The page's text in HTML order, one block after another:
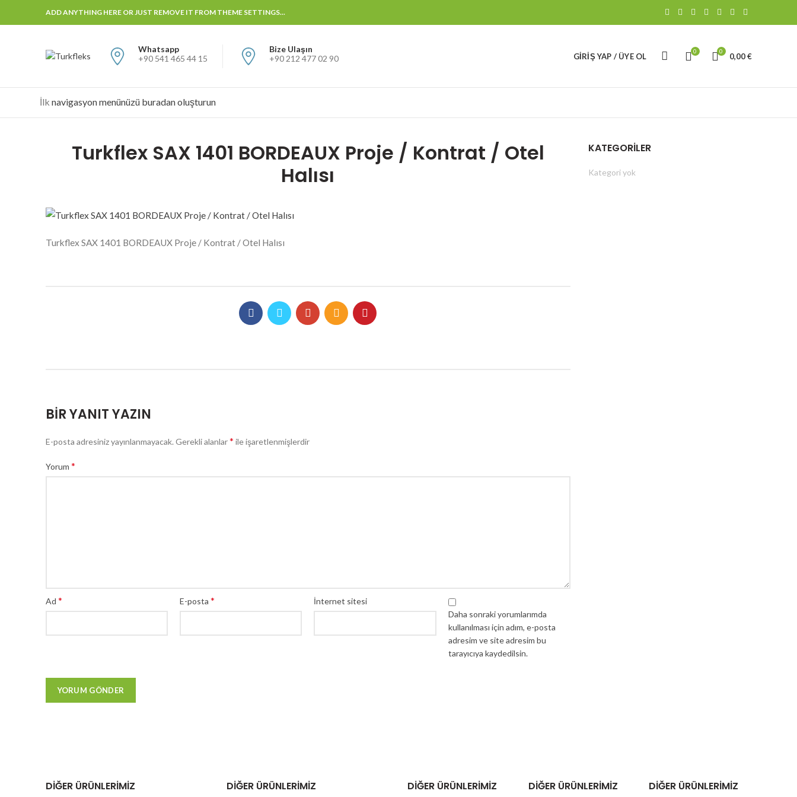
ADD ANYTHING HERE OR JUST REMOVE IT FROM THEME SETTINGS...
Whatsapp
+90 541 465 44 15
Bize Ulaşın
+90 212 477 02 90
GIRIŞ YAP / ÜYE OL
0 0
0,00€
İlk navigasyon menünüzü buradan oluşturun
Turkflex SAX 1401 BORDEAUX Proje / Kontrat / Otel
Halısı
Turkflex SAX 1401 BORDEAUX Proje / Kontrat / Otel Halısı
BIR YANIT YAZIN
E-posta adresiniz yayınlanmayacak. Gerekli alanlar* ile işaretlenmişlerdir
Yorum *
Ad * E-posta *
İnternet sitesi
Daha sonraki yorumlarımda
kullanılması için adım, e-posta
adresim ve site adresim bu
tarayıcıya kaydedilsin.
KATEGORILER
Kategori yok
DIĞER ÜRÜNLERIMIZ DIĞER ÜRÜNLERIMIZ DIĞER ÜRÜNLERIMIZ DIĞER ÜRÜNLERIMIZ DIĞER ÜRÜNLERIMIZ